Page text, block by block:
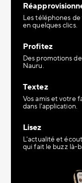
Les téléphones
en quelques clics.
Profitez
Des promotions
Nauru.
Textez
Vos amis et votre
dans l'application.
Lisez
L'actualité et
qui fait le buzz là-